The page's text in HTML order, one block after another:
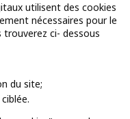
aux cookies
Accessibilité : non conforme
utilisent des cookies
nécessaires pour le
ci- dessous
du site;